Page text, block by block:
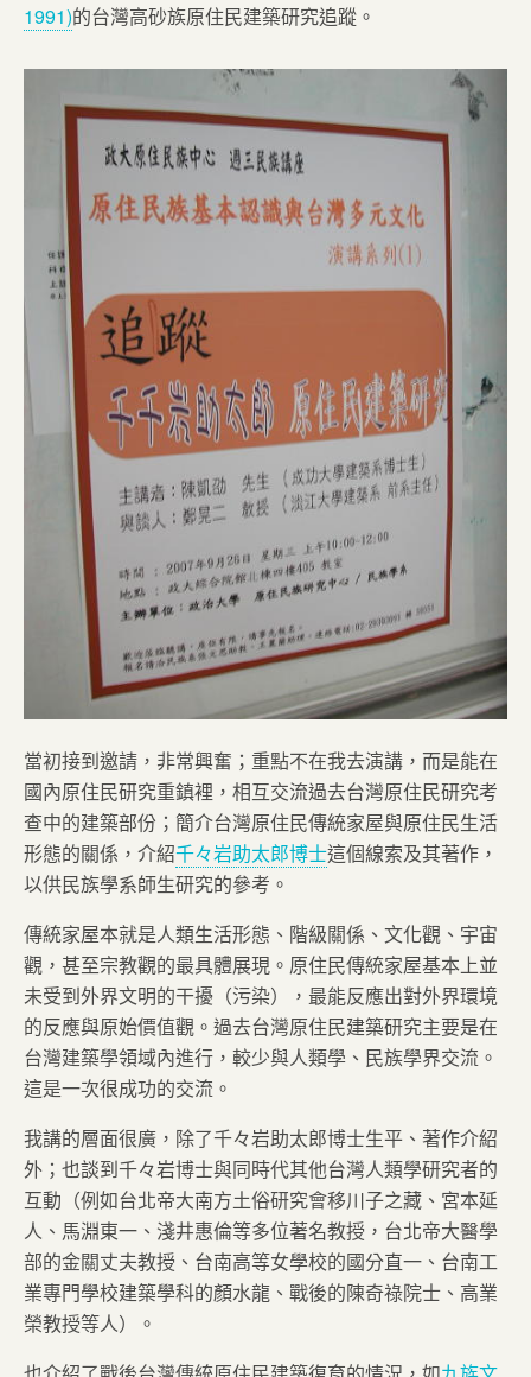
1991)的台灣高砂族原住民建築研究追蹤。
當初接到邀請，非常興奮；重點不在我去演講，而是能在
國內原住民研究重鎮裡，相互交流過去台灣原住民研究考
查中的建築部份；簡介台灣原住民傳統家屋與原住民生活
形態的關係，介紹千々岩助太郎博士這個線索及其著作，
以供民族學系師生研究的參考。
傳統家屋本就是人類生活形態、階級關係、文化觀、宇宙
觀，甚至宗教觀的最具體展現。原住民傳統家屋基本上並
未受到外界文明的干擾（污染），最能反應出對外界環境
的反應與原始價值觀。過去台灣原住民建築研究主要是在
台灣建築學領域內進行，較少與人類學、民族學界交流。
這是一次很成功的交流。
我講的層面很廣，除了千々岩助太郎博士生平、著作介紹
外；也談到千々岩博士與同時代其他台灣人類學研究者的
互動（例如台北帝大南方土俗研究會移川子之藏、宮本延
人、馬淵東一、淺井惠倫等多位著名教授，台北帝大醫學
部的金關丈夫教授、台南高等女學校的國分直一、台南工
業專門學校建築學科的顏水龍、戰後的陳奇祿院士、高業
榮教授等人）。